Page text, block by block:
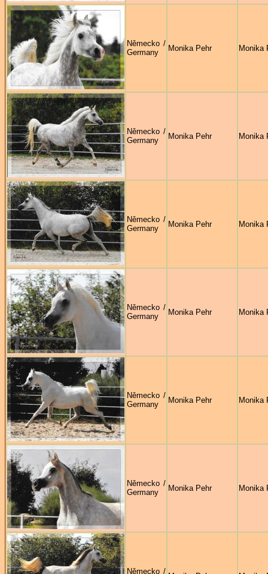
Německo /
Germany
Monika Pehr Monika
Německo /
Germany
Monika Pehr Monika
Německo /
Germany
Monika Pehr Monika
Německo /
Germany
Monika Pehr Monika
Německo /
Germany
Monika Pehr Monika
Německo /
Germany
Monika Pehr Monika
Německo /